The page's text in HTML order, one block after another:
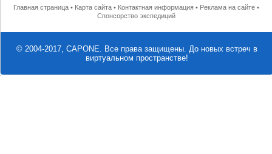
Главная страница • Карта сайта • Контактная информация • Реклама на сайте •
Спонсорство экспедиций
© 2004-2017, CAPONE. Все права защищены. До новых встреч в
виртуальном пространстве!